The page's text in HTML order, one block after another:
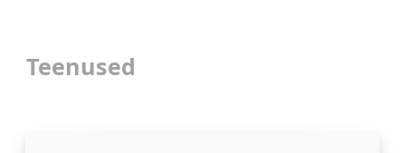
Teenused